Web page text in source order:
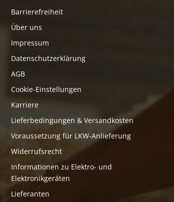
Barrierefreiheit
Über uns
Impressum
Datenschutzerklärung
AGB
Cookie-Einstellungen
Karriere
Lieferbedingungen & Versandkosten
Voraussetzung für LKW-Anlieferung
Widerrufsrecht
Informationen zu Elektro- und
Elektronikgeräten
Lieferanten